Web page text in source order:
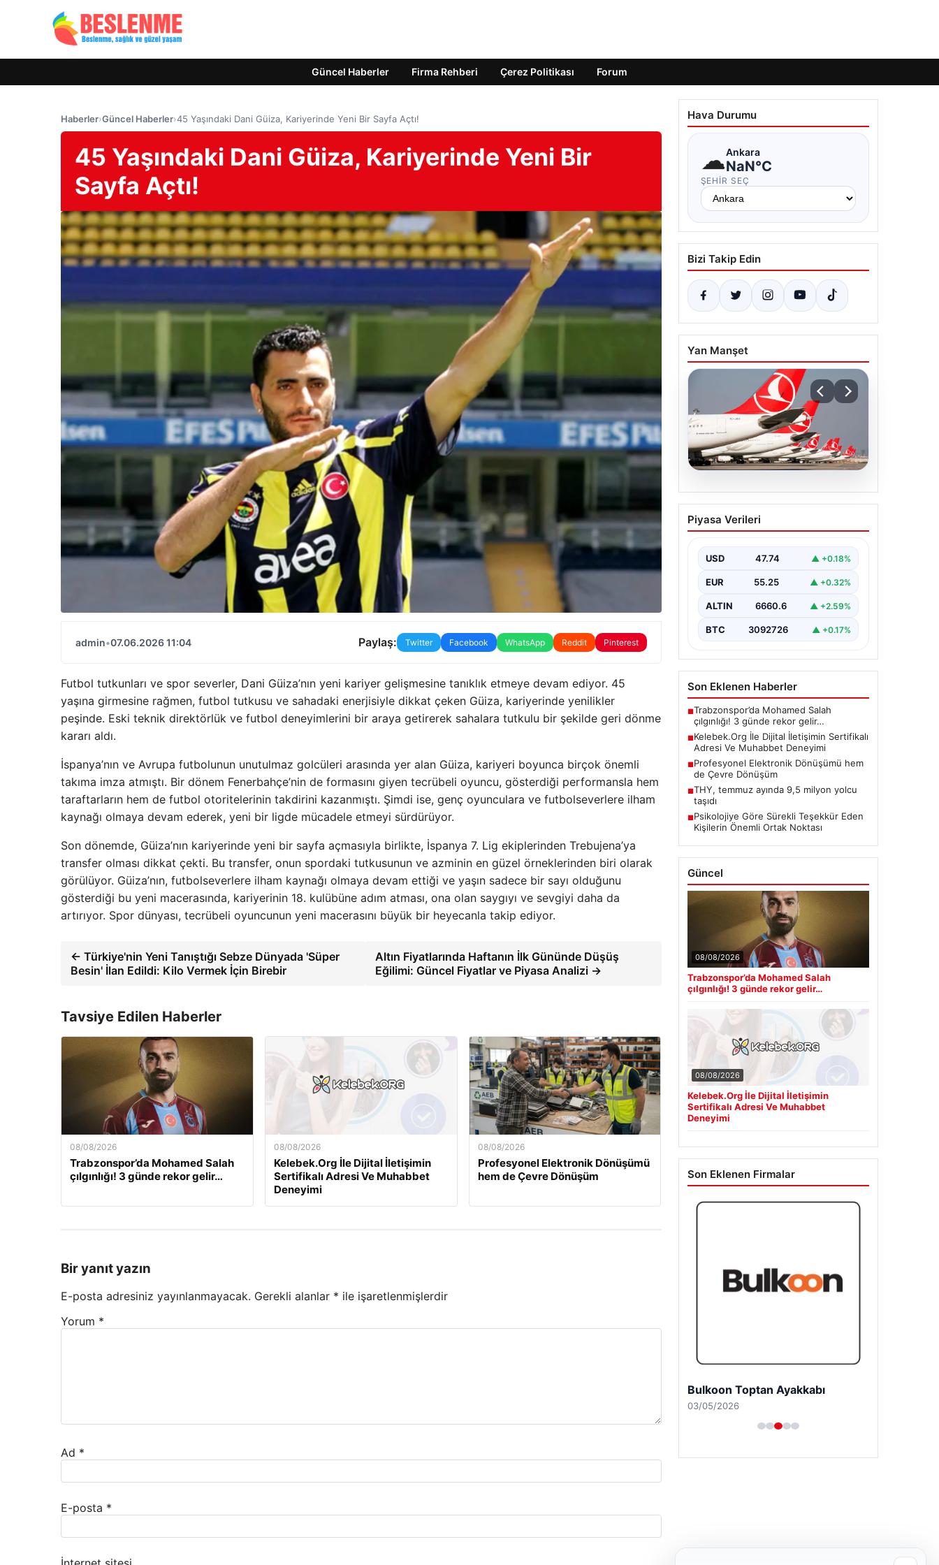
Güncel Haberler Firma Rehberi Çerez Politikası Forum
Haberler›Güncel Haberler›45 Yaşındaki Dani Güiza, Kariyerinde Yeni Bir Sayfa Açtı!
45 Yaşındaki Dani Güiza, Kariyerinde Yeni Bir
Sayfa Açtı!
admin•07.06.2026 11:04 Paylaş: Twitter Facebook WhatsApp Reddit Pinterest
Futbol tutkunları ve spor severler, Dani Güiza’nın yeni kariyer gelişmesine tanıklık etmeye devam ediyor. 45
yaşına girmesine rağmen, futbol tutkusu ve sahadaki enerjisiyle dikkat çeken Güiza, kariyerinde yenilikler
peşinde. Eski teknik direktörlük ve futbol deneyimlerini bir araya getirerek sahalara tutkulu bir şekilde geri dönme
kararı aldı.
İspanya’nın ve Avrupa futbolunun unutulmaz golcüleri arasında yer alan Güiza, kariyeri boyunca birçok önemli
takıma imza atmıştı. Bir dönem Fenerbahçe’nin de formasını giyen tecrübeli oyuncu, gösterdiği performansla hem
taraftarların hem de futbol otoritelerinin takdirini kazanmıştı. Şimdi ise, genç oyunculara ve futbolseverlere ilham
kaynağı olmaya devam ederek, yeni bir ligde mücadele etmeyi sürdürüyor.
Son dönemde, Güiza’nın kariyerinde yeni bir sayfa açmasıyla birlikte, İspanya 7. Lig ekiplerinden Trebujena’ya
transfer olması dikkat çekti. Bu transfer, onun spordaki tutkusunun ve azminin en güzel örneklerinden biri olarak
görülüyor. Güiza’nın, futbolseverlere ilham kaynağı olmaya devam ettiği ve yaşın sadece bir sayı olduğunu
gösterdiği bu yeni macerasında, kariyerinin 18. kulübüne adım atması, ona olan saygıyı ve sevgiyi daha da
artırıyor. Spor dünyası, tecrübeli oyuncunun yeni macerasını büyük bir heyecanla takip ediyor.
← Türkiye'nin Yeni Tanıştığı Sebze Dünyada 'Süper
Besin' İlan Edildi: Kilo Vermek İçin Birebir
Altın Fiyatlarında Haftanın İlk Gününde Düşüş
Eğilimi: Güncel Fiyatlar ve Piyasa Analizi →
Tavsiye Edilen Haberler
08/08/2026
Trabzonspor’da Mohamed Salah
çılgınlığı! 3 günde rekor gelir…
08/08/2026
Kelebek.Org İle Dijital İletişimin
Sertifikalı Adresi Ve Muhabbet
Deneyimi
08/08/2026
Profesyonel Elektronik Dönüşümü
hem de Çevre Dönüşüm
Bir yanıt yazın
E-posta adresiniz yayınlanmayacak. Gerekli alanlar * ile işaretlenmişlerdir
Yorum *
Ad *
E-posta *
Hava Durumu
☁Ankara
NaN°C
ŞEHIR SEÇ
Bizi Takip Edin
Yan Manşet
07.08.2026
THY, temmuz ayında 9,5
milyon yolcu taşıdı
Piyasa Verileri
USD 47.74 ▲ +0.18%
EUR 55.25 ▲ +0.32%
ALTIN 6660.6 ▲ +2.59%
BTC 3092726 ▲ +0.17%
Son Eklenen Haberler
■Trabzonspor’da Mohamed Salah
çılgınlığı! 3 günde rekor gelir…
■Kelebek.Org İle Dijital İletişimin Sertifikalı
Adresi Ve Muhabbet Deneyimi
■Profesyonel Elektronik Dönüşümü hem
de Çevre Dönüşüm
■THY, temmuz ayında 9,5 milyon yolcu
taşıdı
■Psikolojiye Göre Sürekli Teşekkür Eden
Kişilerin Önemli Ortak Noktası
Güncel
08/08/2026
Trabzonspor’da Mohamed Salah
çılgınlığı! 3 günde rekor gelir…
08/08/2026
Kelebek.Org İle Dijital İletişimin
Sertifikalı Adresi Ve Muhabbet
Deneyimi
Son Eklenen Firmalar
Bulkoon Toptan Ayakkabı
03/05/2026